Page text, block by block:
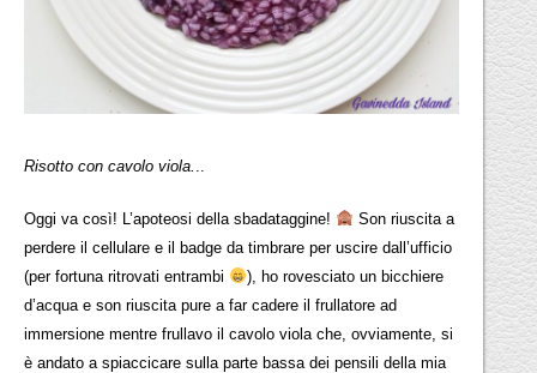
Risotto con cavolo viola.
Oggi va così! L’apoteosi della sbadataggine!
Son riuscita a
perdere il cellulare e il badge da timbrare per uscire dall’ufficio
(per fortuna ritrovati entrambi
), ho rovesciato un bicchiere
d’acqua e son riuscita pure a far cadere il frullatore ad
immersione mentre frullavo il cavolo viola che, ovviamente, si
è andato a spiaccicare sulla parte bassa dei pensili della mia